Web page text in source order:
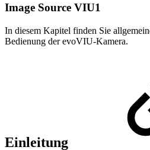
Image Source VIU1
In diesem Kapitel finden Sie
Bedienung der evoVIU-Kamera.
Einleitung